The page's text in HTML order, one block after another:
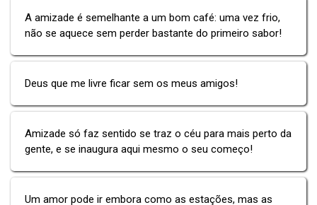
A amizade é semelhante a um bom café: uma vez frio,
não se aquece sem perder bastante do primeiro sabor!
Deus que me livre ficar sem os meus amigos!
Amizade só faz sentido se traz o céu para mais perto da
gente, e se inaugura aqui mesmo o seu começo!
Um amor pode ir embora como as estações, mas as